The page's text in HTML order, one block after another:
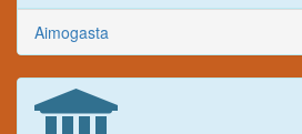
Aimogasta